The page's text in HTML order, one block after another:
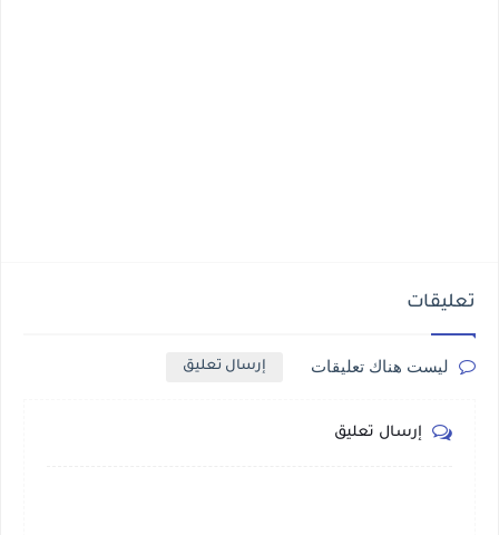
تعليقات
ليست هناك تعليقات إرسال تعليق
إرسال تعليق